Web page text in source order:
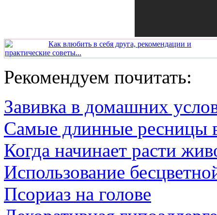
Как влюбить в себя друга, рекомендации и
практические советы...
Рекомендуем почитать:
Завивка в домашних
Самые длинные ресницы
Когда начинает расти
Использование
Псориаз на голове